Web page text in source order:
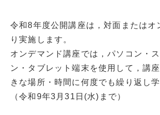
令和8年度公開講座は，対面またはオ
り実施します。
オンデマンド講座では，パソコン・
ン・タブレット端末を使用して，講
きな場所・時間に何度でも繰り返し学
（令和9年3月31日(水)まで）